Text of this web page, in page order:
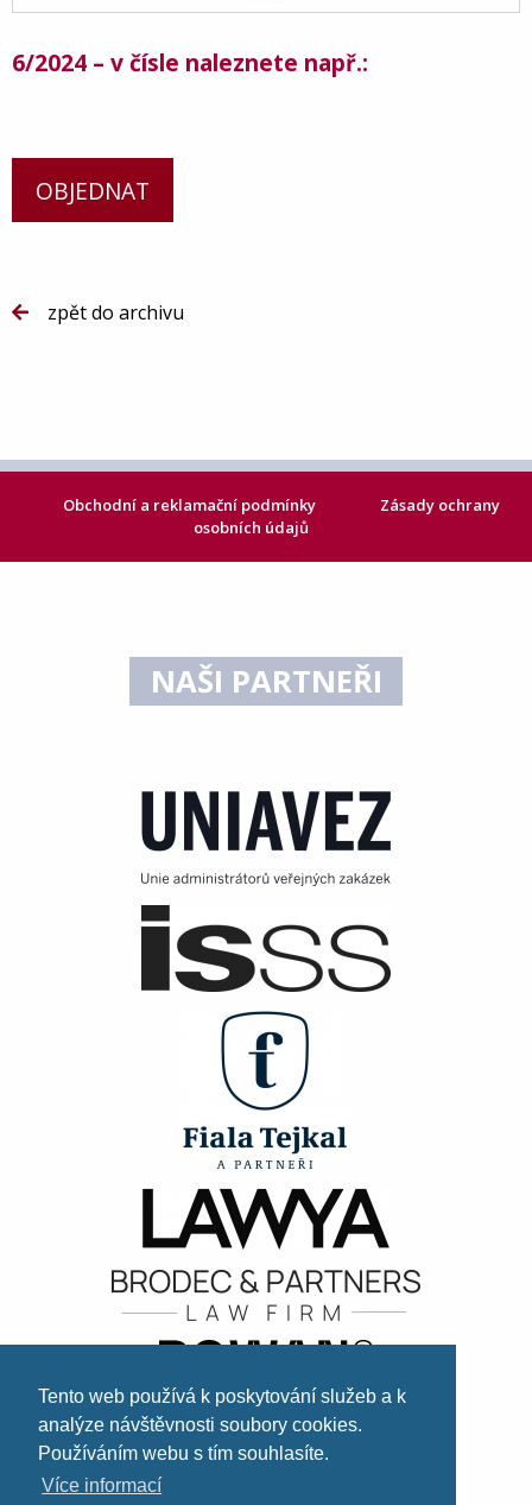
Tento web používá k poskytování služeb a k
analýze návštěvnosti soubory cookies.
Používáním webu s tím souhlasíte.
Více informací
6/2024 – v čísle naleznete např.:
OBJEDNAT
zpět do archivu
Obchodní a reklamační podmínky
Zásady ochrany
osobních údajů
NAŠI PARTNEŘI